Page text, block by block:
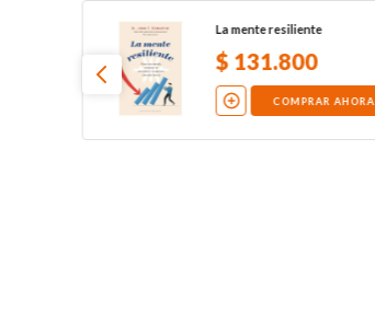
La mente resiliente
$ 131.800
COMPRAR AHORA